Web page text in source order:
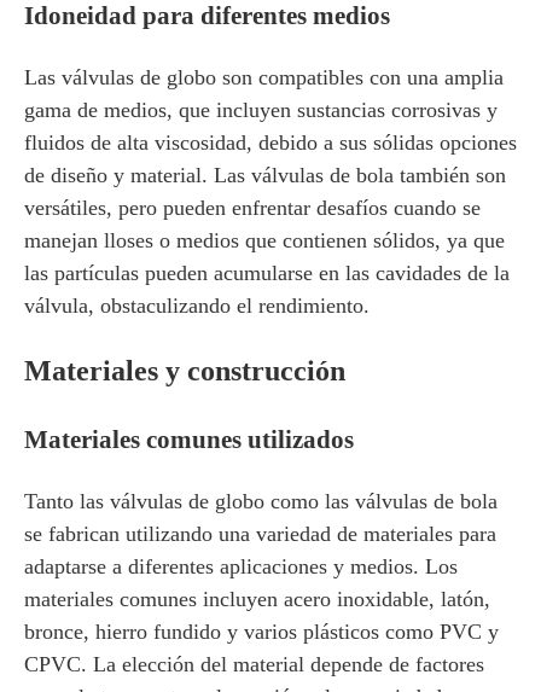
Idoneidad para diferentes medios
Las válvulas de globo son compatibles con una amplia
gama de medios, que incluyen sustancias corrosivas y
fluidos de alta viscosidad, debido a sus sólidas opciones
de diseño y material. Las válvulas de bola también son
versátiles, pero pueden enfrentar desafíos cuando se
manejan lloses o medios que contienen sólidos, ya que
las partículas pueden acumularse en las cavidades de la
válvula, obstaculizando el rendimiento.
Materiales y construcción
Materiales comunes utilizados
Tanto las válvulas de globo como las válvulas de bola
se fabrican utilizando una variedad de materiales para
adaptarse a diferentes aplicaciones y medios. Los
materiales comunes incluyen acero inoxidable, latón,
bronce, hierro fundido y varios plásticos como PVC y
CPVC. La elección del material depende de factores